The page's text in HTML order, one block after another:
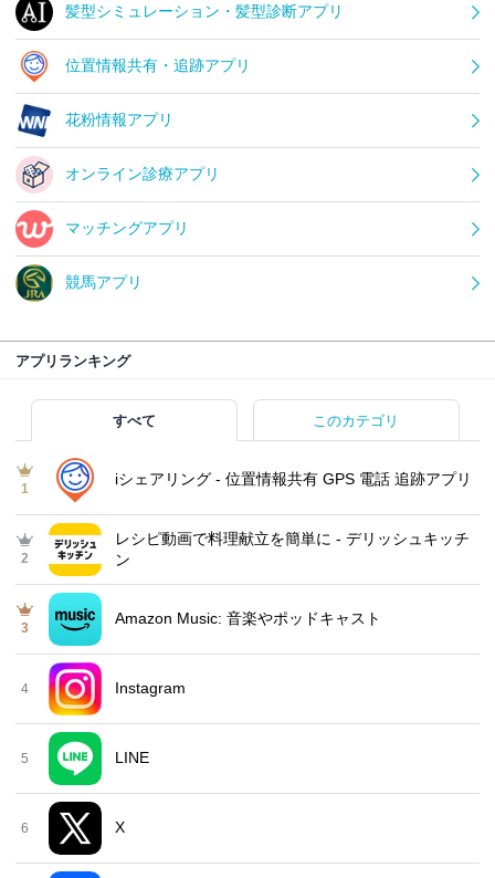
髪型シミュレーション・髪型診断アプリ
位置情報共有・追跡アプリ
花粉情報アプリ
オンライン診療アプリ
マッチングアプリ
競馬アプリ
アプリランキング
すべて このカテゴリ
1
iシェアリング - 位置情報共有 GPS 電話 追跡アプリ
2
レシピ動画で料理献立を簡単‪に - デリッシュキッチ
ン
3
Amazon Music: 音楽やポッドキャスト
4 Instagram
5 LINE
6 X